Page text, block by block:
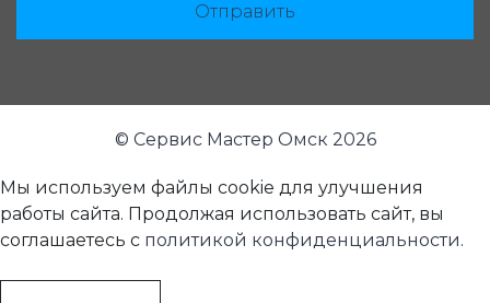
Отправить
© Сервис Мастер Омск 2026
Мы используем файлы cookie для улучшения
работы сайта. Продолжая использовать сайт, вы
соглашаетесь с политикой конфиденциальности.